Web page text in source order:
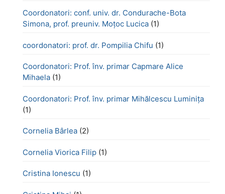
Coordonatori: conf. univ. dr. Condurache-Bota
Simona, prof. preuniv. Moțoc Lucica (1)
coordonatori: prof. dr. Pompilia Chifu (1)
Coordonatori: Prof. înv. primar Capmare Alice
Mihaela (1)
Coordonatori: Prof. înv. primar Mihălcescu Luminița
(1)
Cornelia Bârlea (2)
Cornelia Viorica Filip (1)
Cristina Ionescu (1)